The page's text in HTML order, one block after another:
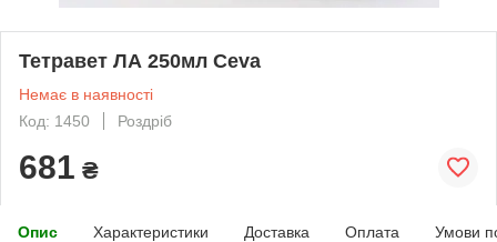
Тетравет ЛА 250мл Ceva
Немає в наявності
Код: 1450
Роздріб
681 ₴
Опис Характеристики Доставка Оплата Умови